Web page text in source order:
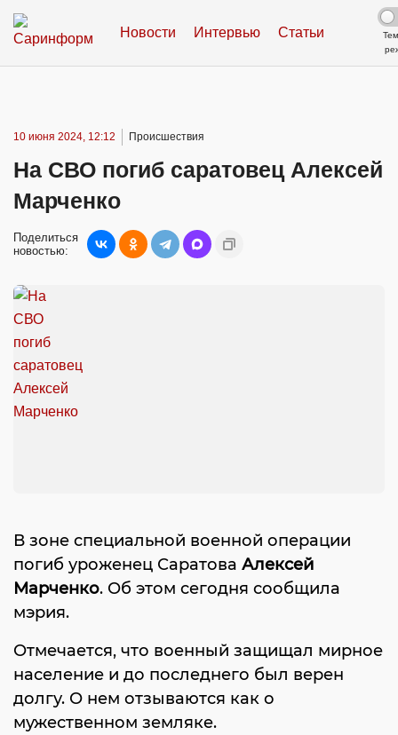
Новости Интервью Статьи
10 июня 2024, 12:12 Происшествия
На СВО погиб саратовец Алексей
Марченко
Поделиться
новостью:
В зоне специальной военной операции
погиб уроженец Саратова Алексей
Марченко. Об этом сегодня сообщила
мэрия.
Отмечается, что военный защищал мирное
население и до последнего был верен
долгу. О нем отзываются как о
мужественном земляке.